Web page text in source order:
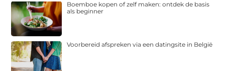
Boemboe kopen of zelf maken: ontdek de basis
als beginner
Voorbereid afspreken via een datingsite in België